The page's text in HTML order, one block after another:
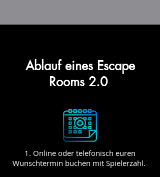
Ablauf eines Escape
Rooms 2.0
1. Online oder telefonisch euren
Wunschtermin buchen mit Spielerzahl.